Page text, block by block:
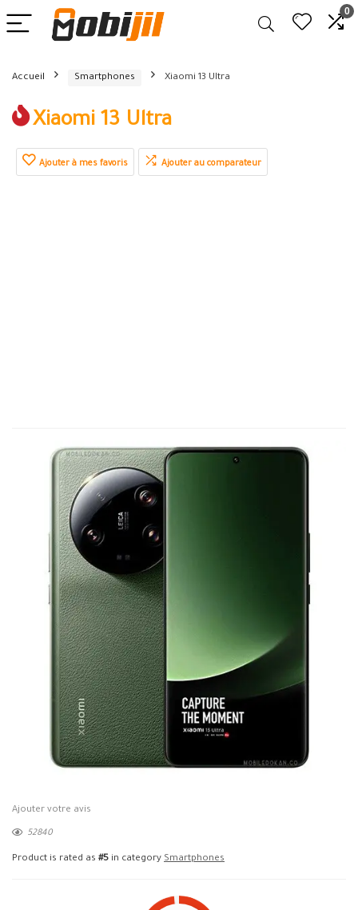
0
Accueil Smartphones Xiaomi 13 Ultra
Xiaomi 13 Ultra
Ajouter à mes favoris Ajouter au comparateur
Ajouter votre avis
52840
Product is rated as #5 in category Smartphones